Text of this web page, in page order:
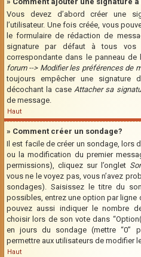
Vous devez d’abord créer une
l’utilisateur. Une fois créée, vous
le formulaire de rédaction de
signature par défaut à tous vos
correspondante dans le panneau de
forum --> Modifier les préférences de
toujours empêcher une signature
décochant la case Attacher sa
de message.
Haut
» Comment créer un sondage?
Il est facile de créer un sondage, lors
ou la modification du premier
permissions), cliquez sur l’onglet
vous ne le voyez pas, vous n’avez
sondages). Saisissez le titre du
possibles, entrez une option par ligne
pouvez aussi indiquer le nombre
choisir lors de son vote dans
en jours du sondage (mettre “0”
permettre aux utilisateurs de modifier
Haut